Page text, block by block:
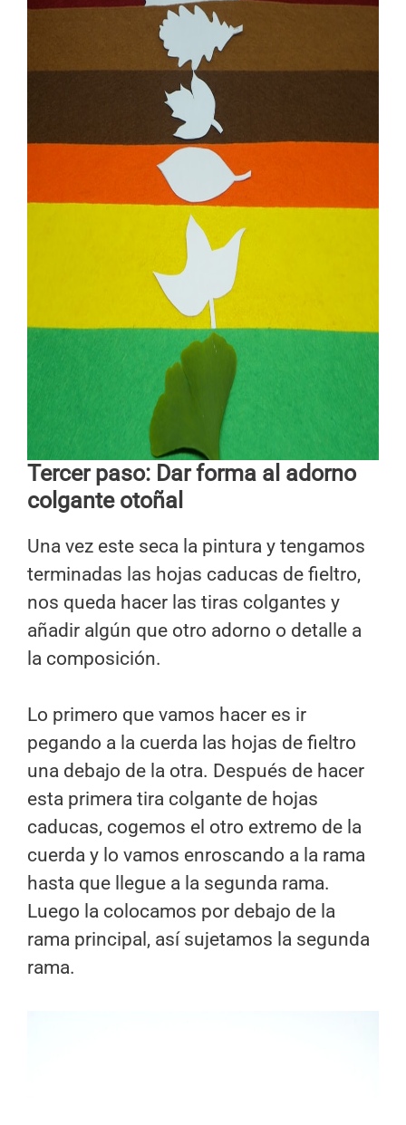
Tercer paso: Dar forma al adorno
colgante otoñal
Una vez este seca la pintura y tengamos
terminadas las hojas caducas de fieltro,
nos queda hacer las tiras colgantes y
añadir algún que otro adorno o detalle a
la composición.
Lo primero que vamos hacer es ir
pegando a la cuerda las hojas de fieltro
una debajo de la otra. Después de hacer
esta primera tira colgante de hojas
caducas, cogemos el otro extremo de la
cuerda y lo vamos enroscando a la rama
hasta que llegue a la segunda rama.
Luego la colocamos por debajo de la
rama principal, así sujetamos la segunda
rama.